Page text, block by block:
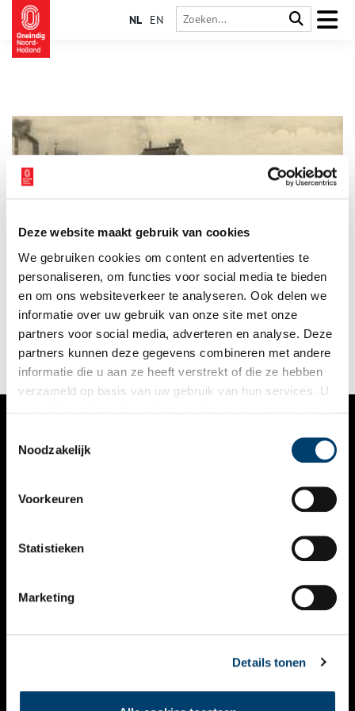
Deze website maakt gebruik van cookies
We gebruiken cookies om content en advertenties te
personaliseren, om functies voor social media te bieden
en om ons websiteverkeer te analyseren. Ook delen we
informatie over uw gebruik van onze site met onze
partners voor social media, adverteren en analyse. Deze
partners kunnen deze gegevens combineren met andere
informatie die u aan ze heeft verstrekt of die ze hebben
verzameld op basis van uw gebruik van hun services. U
Noodzakelijk
Voorkeuren
Statistieken
Marketing
Details tonen
NL EN
Stichting Multiple Choice, bureau voor multiculturele
vraagstukken in Noord-Holland, is gehuisvest aan de Dr
Schuitstraat 13 in Beverwijk. De stichting bemoeit zich dus met
het wel en wee van nieuwe Nederlanders en hun
nakomelingen. Dit werk aan de Dr. Schuitstraat begon op 8
februari 1958.
VERHALEN
KALENDER
THEMA’S
VIDEO’S
CONTACT